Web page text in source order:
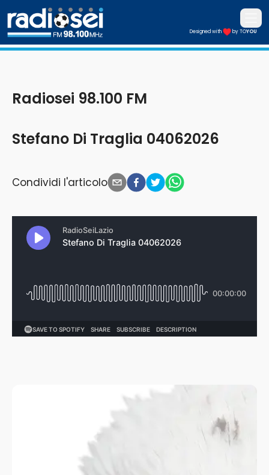
Radiosei 98.100 FM
Apri
Designed with by TOYOU
Stefano Di Traglia 04062026
Radiosei 98.100 FM
Condividi l'articolo